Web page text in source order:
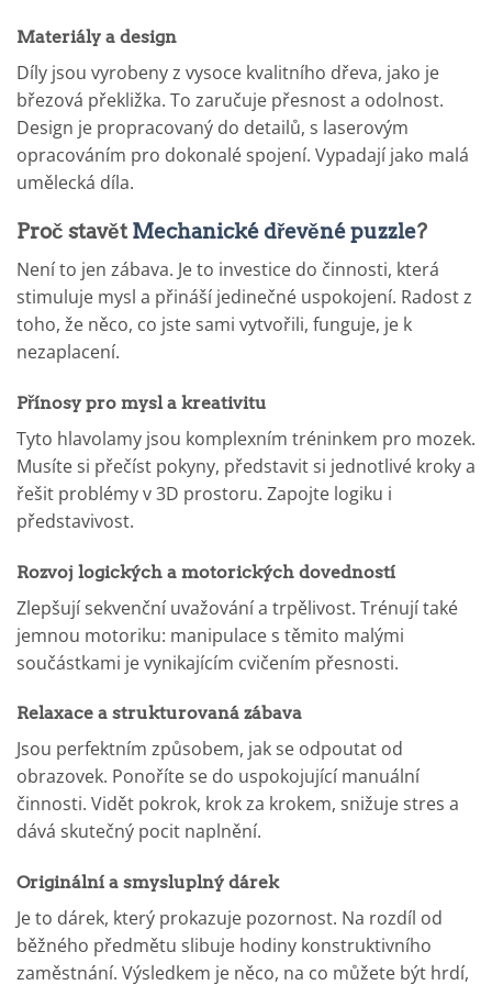
Materiály a design
Díly jsou vyrobeny z vysoce kvalitního dřeva, jako je
březová překližka. To zaručuje přesnost a odolnost.
Design je propracovaný do detailů, s laserovým
opracováním pro dokonalé spojení. Vypadají jako malá
umělecká díla.
Proč stavětMechanické dřevěné puzzle?
Není to jen zábava. Je to investice do činnosti, která
stimuluje mysl a přináší jedinečné uspokojení. Radost z
toho, že něco, co jste sami vytvořili, funguje, je k
nezaplacení.
Přínosy pro mysl a kreativitu
Tyto hlavolamy jsou komplexním tréninkem pro mozek.
Musíte si přečíst pokyny, představit si jednotlivé kroky a
řešit problémy v 3D prostoru. Zapojte logiku i
představivost.
Rozvoj logických a motorických dovedností
Zlepšují sekvenční uvažování a trpělivost. Trénují také
jemnou motoriku: manipulace s těmito malými
součástkami je vynikajícím cvičením přesnosti.
Relaxace a strukturovaná zábava
Jsou perfektním způsobem, jak se odpoutat od
obrazovek. Ponoříte se do uspokojující manuální
činnosti. Vidět pokrok, krok za krokem, snižuje stres a
dává skutečný pocit naplnění.
Originální a smysluplný dárek
Je to dárek, který prokazuje pozornost. Na rozdíl od
běžného předmětu slibuje hodiny konstruktivního
zaměstnání. Výsledkem je něco, na co můžete být hrdí,